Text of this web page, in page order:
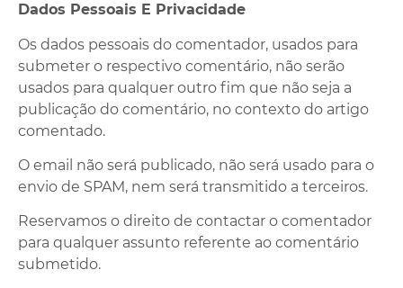
Dados Pessoais E Privacidade
Os dados pessoais do comentador, usados para
submeter o respectivo comentário, não serão
usados para qualquer outro fim que não seja a
publicação do comentário, no contexto do artigo
comentado.
O email não será publicado, não será usado para o
envio de SPAM, nem será transmitido a terceiros.
Reservamos o direito de contactar o comentador
para qualquer assunto referente ao comentário
submetido.